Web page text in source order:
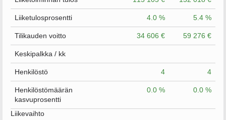
Liiketulosprosentti 4.0 % 5.4 %
Tilikauden voitto 34 606 € 59 276 €
Keskipalkka / kk
Henkilöstö 4 4
Henkilöstömäärän
kasvuprosentti
0.0 % 0.0 %
Liikevaihto